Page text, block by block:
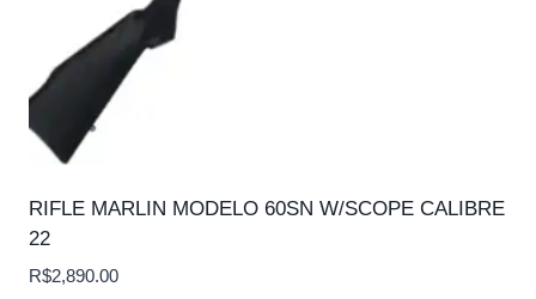
RIFLE MARLIN MODELO 60SN W/SCOPE CALIBRE
22
R$2,890.00